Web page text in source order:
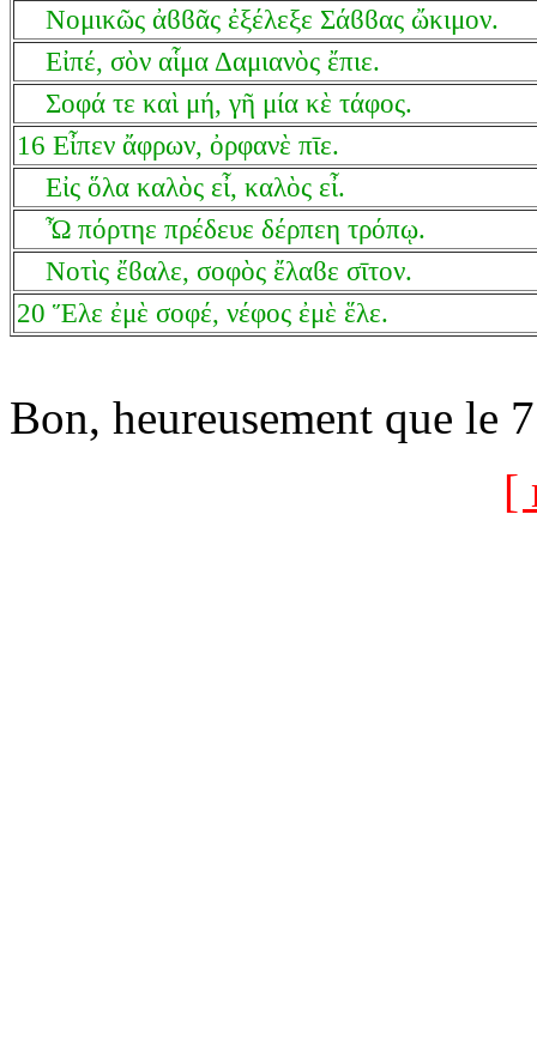
Nομικῶς ἀϐϐᾶς ἐξέλεξε Σάϐϐας ὤκιμον.
Εἰπέ, σὸν αἷμα Δαμιανὸς ἔπιε.
Σοφά τε καὶ μή, γῆ μία κὲ τάφος.
16 Εἶπεν ἄφρων, ὀρφανὲ πῑε.
Εἰς ὅλα καλὸς εἶ, καλὸς εἶ.
Ὦ πόρτηε πρέδευε δέρπεη τρόπῳ.
Νοτὶς ἔϐαλε, σοφὸς ἔλαϐε σῑτον.
20 Ἕλε ἐμὲ σοφέ, νέφος ἐμὲ ἕλε.
Bon, heureusement que le
[